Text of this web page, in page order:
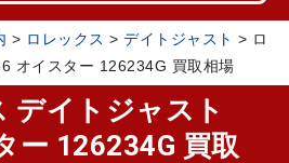
> ロレックス > デイトジャスト > ロ
オイスター 126234G 買取相場
デイトジャスト
ー 126234G 買取